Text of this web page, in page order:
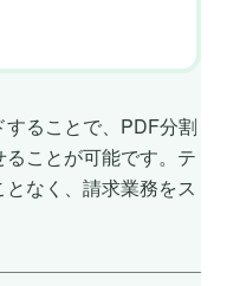
ることで、PDF分割
ことが可能です。テ
なく、請求業務をス